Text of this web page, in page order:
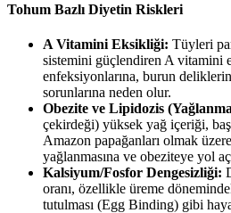
Tohum Bazlı Diyetin Riskleri
A Vitamini Eksikliği: Tüyleri
sistemini güçlendiren A vitamini
enfeksiyonlarına, burun
sorunlarına neden olur.
Obezite ve Lipidozis
çekirdeği) yüksek yağ içeriği,
Amazon papağanları olmak
yağlanmasına ve obeziteye yol
Kalsiyum/Fosfor Dengesizliği:
oranı, özellikle üreme
tutulması (Egg Binding) gibi